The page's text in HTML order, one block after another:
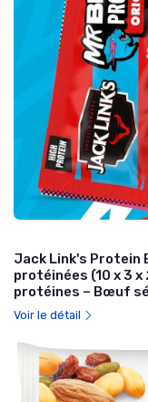
Jack Link's Protein
protéinées (10 x 3
protéines – Bœuf
Voir le détail